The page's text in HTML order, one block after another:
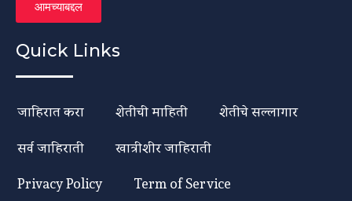
आमच्याबद्दल
Quick Links
जाहिरात करा शेतीची माहिती
शेतीचे सल्लागार
सर्व जाहिराती
खात्रीशीर जाहिराती
Privacy Policy
Term of Service